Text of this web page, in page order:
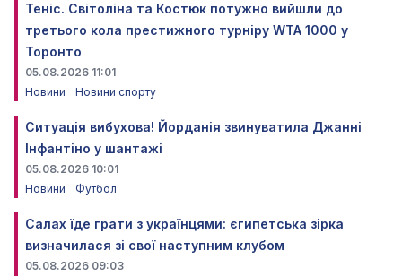
Теніс. Світоліна та Костюк потужно вийшли до
третього кола престижного турніру WTA 1000 у
Торонто
05.08.2026 11:01
Новини
Новини спорту
Ситуація вибухова! Йорданія звинуватила Джанні
Інфантіно у шантажі
05.08.2026 10:01
Новини
Футбол
Салах їде грати з українцями: єгипетська зірка
визначилася зі свої наступним клубом
05.08.2026 09:03